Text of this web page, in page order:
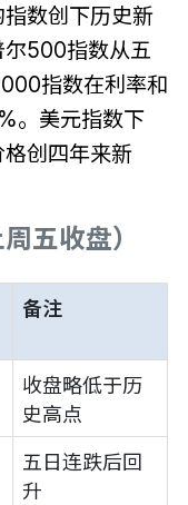
数创下历史新
尔500指数从五
指数在利率和
。美元指数下
创四年来新
五收盘）
备注
收盘略低于历
史高点
五日连跌后回
升